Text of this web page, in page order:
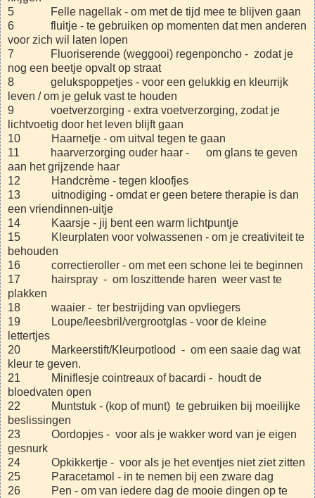
5 Felle nagellak - om met de tijd mee te blijven gaan
6 fluitje - te gebruiken op momenten dat men anderen
voor zich wil laten lopen
7 Fluoriserende (weggooi) regenponcho - zodat je
nog een beetje opvalt op straat
8 gelukspoppetjes - voor een gelukkig en kleurrijk
leven / om je geluk vast te houden
9 voetverzorging - extra voetverzorging, zodat je
lichtvoetig door het leven blijft gaan
10 Haarnetje - om uitval tegen te gaan
11 haarverzorging ouder haar - om glans te geven
aan het grijzende haar
12 Handcrème - tegen kloofjes
13 uitnodiging - omdat er geen betere therapie is dan
een vriendinnen-uitje
14 Kaarsje - jij bent een warm lichtpuntje
15 Kleurplaten voor volwassenen - om je creativiteit te
behouden
16 correctieroller - om met een schone lei te beginnen
17 hairspray - om loszittende haren weer vast te
plakken
18 waaier - ter bestrijding van opvliegers
19 Loupe/leesbril/vergrootglas - voor de kleine
lettertjes
20 Markeerstift/Kleurpotlood - om een saaie dag wat
kleur te geven.
21 Miniflesje cointreaux of bacardi - houdt de
bloedvaten open
22 Muntstuk - (kop of munt) te gebruiken bij moeilijke
beslissingen
23 Oordopjes - voor als je wakker word van je eigen
gesnurk
24 Opkikkertje - voor als je het eventjes niet ziet zitten
25 Paracetamol - in te nemen bij een zware dag
26 Pen - om van iedere dag de mooie dingen op te